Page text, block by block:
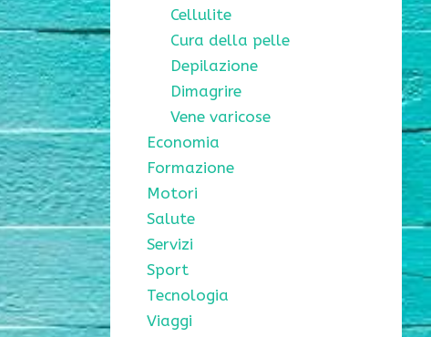
Cellulite
Cura della pelle
Depilazione
Dimagrire
Vene varicose
Economia
Formazione
Motori
Salute
Servizi
Sport
Tecnologia
Viaggi